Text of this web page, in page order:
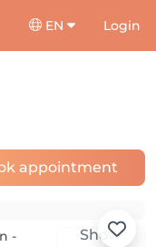
EN Login
appointment
Show